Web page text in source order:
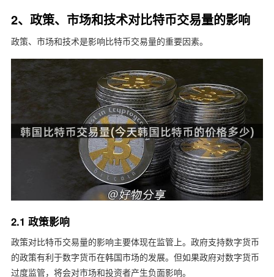
2、政策、市场和技术对比特币交易量的影响
政策、市场和技术是影响比特币交易量的重要因素。
2.1 政策影响
政策对比特币交易量的影响主要体现在监管上。政府支持数字货币
的政策有利于数字货币在韩国市场的发展。但如果政府对数字货币
过度监管，将会对市场和投资者产生负面影响。